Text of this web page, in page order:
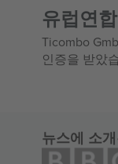
유럽연
Ticombo
인증을 받았
뉴스에 소